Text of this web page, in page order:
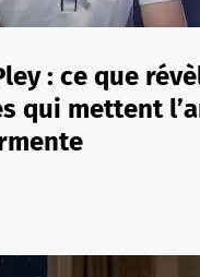
: ce que
qui mettent